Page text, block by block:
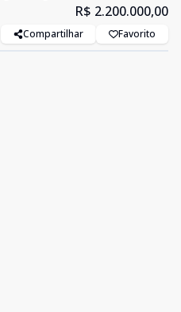
R$ 2.200.000,00
Compartilhar Favorito